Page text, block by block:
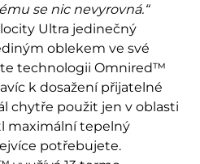
se nic nevyrovná.“
Ultra jedinečný
oblekem ve své
technologii Omnired™
k dosažení přijatelné
chytře použit jen v oblasti
maximální tepelný
potřebujete.